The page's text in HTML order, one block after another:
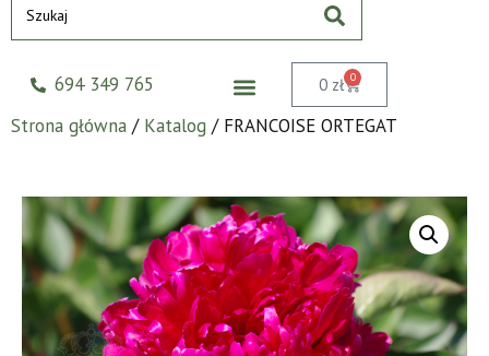
694 349 765 0 zł 0
Strona główna / Katalog / FRANCOISE ORTEGAT